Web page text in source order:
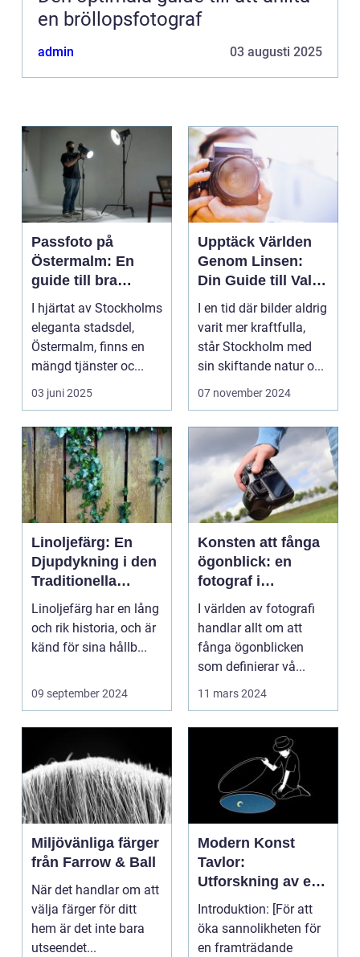
en bröllopsfotograf
admin 03 augusti 2025
Passfoto på
Östermalm: En
guide till bra
porträttfotograferi
ng
I hjärtat av Stockholms
eleganta stadsdel,
Östermalm, finns en
mängd tjänster oc...
03 juni 2025
Upptäck Världen
Genom Linsen:
Din Guide till Val
av Fotograf i
Stockholm
I en tid där bilder aldrig
varit mer kraftfulla,
står Stockholm med
sin skiftande natur o...
07 november 2024
Linoljefärg: En
Djupdykning i den
Traditionella
Målartekniken
Linoljefärg har en lång
och rik historia, och är
känd för sina hållb...
09 september 2024
Konsten att fånga
ögonblick: en
fotograf i
Norrköping
I världen av fotografi
handlar allt om att
fånga ögonblicken
som definierar vå...
11 mars 2024
Miljövänliga färger
från Farrow & Ball
När det handlar om att
välja färger för ditt
hem är det inte bara
utseendet...
Modern Konst
Tavlor:
Utforskning av ett
Kreativt Uttryck
Introduktion: [För att
öka sannolikheten för
en framträdande